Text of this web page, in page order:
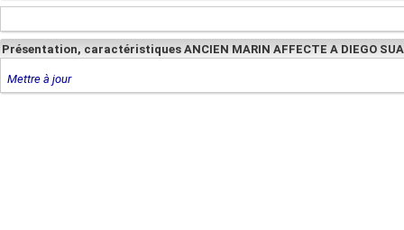
Présentation, caractéristiques ANCIEN MARIN AFFECTE A DIEGO
Mettre à jour